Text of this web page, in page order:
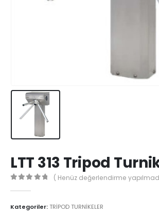
LTT 313 Tripod
( Henüz değerlendirme
Kategoriler:TRİPOD TURNİKELER